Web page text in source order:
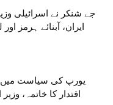
جے شنکر نے اسرائیلی
ایران، آبنائے ہرمز
اقتدار کا خاتمہ،